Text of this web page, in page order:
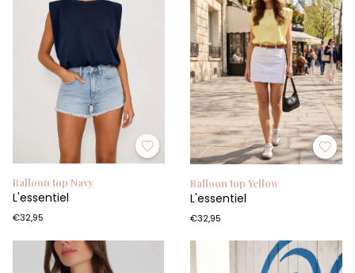
Balloon top Navy
L'essentiel
€32,95
Balloon top Yellow
L'essentiel
€32,95